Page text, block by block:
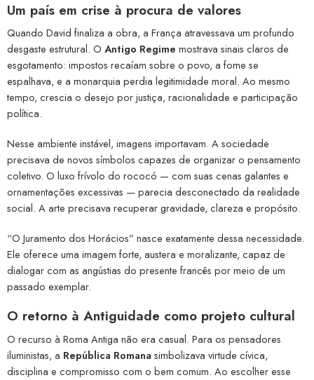
Um país em crise à procura de valores
Quando David finaliza a obra, a França atravessava um profundo
desgaste estrutural. O Antigo Regime mostrava sinais claros de
esgotamento: impostos recaíam sobre o povo, a fome se
espalhava, e a monarquia perdia legitimidade moral. Ao mesmo
tempo, crescia o desejo por justiça, racionalidade e participação
política.
Nesse ambiente instável, imagens importavam. A sociedade
precisava de novos símbolos capazes de organizar o pensamento
coletivo. O luxo frívolo do rococó — com suas cenas galantes e
ornamentações excessivas — parecia desconectado da realidade
social. A arte precisava recuperar gravidade, clareza e propósito.
“O Juramento dos Horácios” nasce exatamente dessa necessidade.
Ele oferece uma imagem forte, austera e moralizante, capaz de
dialogar com as angústias do presente francês por meio de um
passado exemplar.
O retorno à Antiguidade como projeto cultural
O recurso à Roma Antiga não era casual. Para os pensadores
iluministas, a República Romana simbolizava virtude cívica,
disciplina e compromisso com o bem comum. Ao escolher esse